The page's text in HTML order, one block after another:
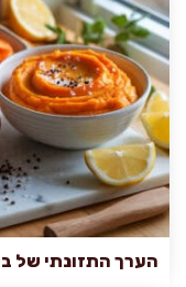
הערך התזונתי של